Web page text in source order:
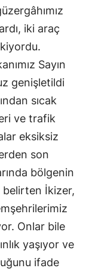
iki araç
Sayın
genişletildi
sıcak
ve trafik
eksiksiz
son
bölgenin
belirten İkizer,
Onlar bile
yaşıyor ve
ifade